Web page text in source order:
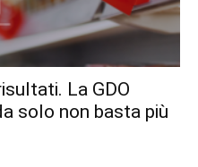
La GDO
solo non basta più